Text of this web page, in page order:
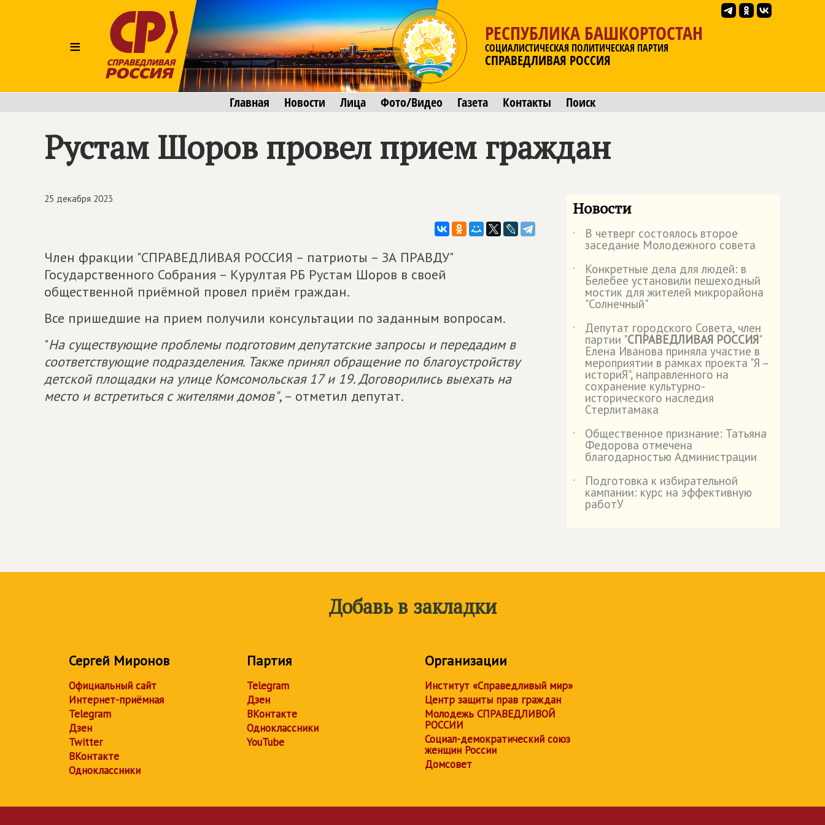
≡
РЕСПУБЛИКА БАШКОРТОСТАН
СОЦИАЛИСТИЧЕСКАЯ ПОЛИТИЧЕСКАЯ ПАРТИЯ
СПРАВЕДЛИВАЯ РОССИЯ
Главная Новости Лица Фото/Видео Газета Контакты Поиск
Рустам Шоров провел прием граждан
25 декабря 2023
Член фракции "СПРАВЕДЛИВАЯ РОССИЯ – патриоты – ЗА ПРАВДУ"
Государственного Собрания – Курултая РБ Рустам Шоров в своей
общественной приёмной провел приём граждан.
Все пришедшие на прием получили консультации по заданным вопросам.
"На существующие проблемы подготовим депутатские запросы и передадим в
соответствующие подразделения. Также принял обращение по благоустройству
детской площадки на улице Комсомольская 17 и 19. Договорились выехать на
место и встретиться с жителями домов", – отметил депутат.
Новости
˙ В четверг состоялось второе
заседание Молодежного совета
˙
Конкретные дела для людей: в
Белебее установили пешеходный
мостик для жителей микрорайона
"Солнечный"
˙
Депутат городского Совета, член
партии "СПРАВЕДЛИВАЯ РОССИЯ"
Елена Иванова приняла участие в
мероприятии в рамках проекта "Я –
историЯ", направленного на
сохранение культурно-
исторического наследия
Стерлитамака
˙
Общественное признание: Татьяна
Федорова отмечена
благодарностью Администрации
˙
Подготовка к избирательной
кампании: курс на эффективную
работУ
Добавь в закладки
Сергей Миронов
Официальный сайт
Интернет-приёмная
Telegram
Дзен
Twitter
ВКонтакте
Одноклассники
Партия
Telegram
Дзен
ВКонтакте
Одноклассники
YouTube
Организации
Институт «Справедливый мир»
Центр защиты прав граждан
Молодежь СПРАВЕДЛИВОЙ
РОССИИ
Социал-демократический союз
женщин России
Домсовет